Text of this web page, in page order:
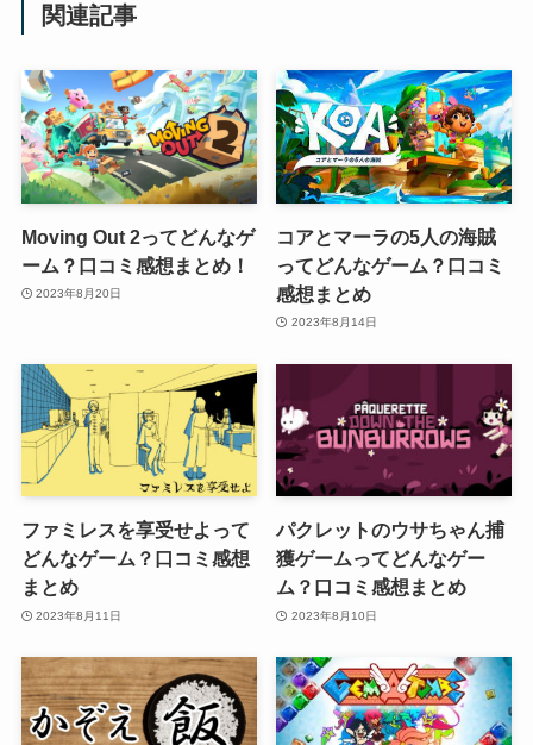
関連記事
Moving Out 2ってどんなゲ
ーム？口コミ感想まとめ！
2023年8月20日
コアとマーラの5人の海賊
ってどんなゲーム？口コミ
感想まとめ
2023年8月14日
ファミレスを享受せよって
どんなゲーム？口コミ感想
まとめ
2023年8月11日
パクレットのウサちゃん捕
獲ゲームってどんなゲー
ム？口コミ感想まとめ
2023年8月10日